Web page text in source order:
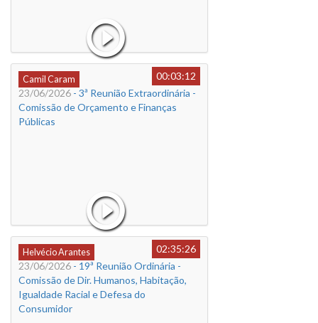
Camil Caram
00:03:12
23/06/2026 - 3ª Reunião Extraordinária -
Comissão de Orçamento e Finanças
Públicas
Helvécio Arantes
02:35:26
23/06/2026 - 19ª Reunião Ordinária -
Comissão de Dir. Humanos, Habitação,
Igualdade Racial e Defesa do
Consumidor